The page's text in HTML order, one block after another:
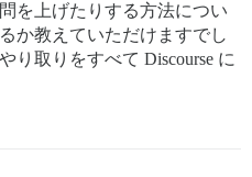
を上げたりする方法につい
か教えていただけますでし
り取りをすべて Discourse に